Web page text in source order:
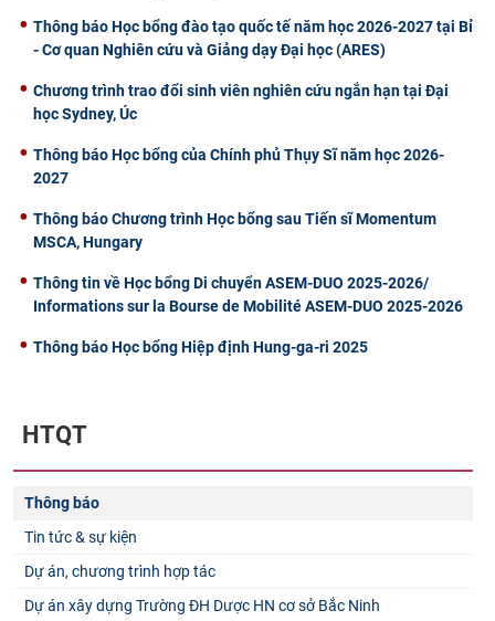
Thông báo Học bổng đào tạo quốc tế năm học 2026-2027 tại Bỉ
- Cơ quan Nghiên cứu và Giảng dạy Đại học (ARES)
Chương trình trao đổi sinh viên nghiên cứu ngắn hạn tại Đại
học Sydney, Úc
Thông báo Học bổng của Chính phủ Thụy Sĩ năm học 2026-
2027
Thông báo Chương trình Học bổng sau Tiến sĩ Momentum
MSCA, Hungary
Thông tin về Học bổng Di chuyển ASEM-DUO 2025-2026/
Informations sur la Bourse de Mobilité ASEM-DUO 2025-2026
Thông báo Học bổng Hiệp định Hung-ga-ri 2025
HTQT
Thông báo
Tin tức & sự kiện
Dự án, chương trình hợp tác
Dự án xây dựng Trường ĐH Dược HN cơ sở Bắc Ninh